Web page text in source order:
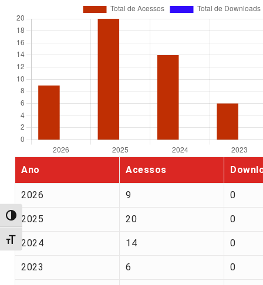
Alternar alto contraste
Alternar tamanho da fonte
Ano Acessos
2026 9 0
2025 20 0
2024 14 0
2023 6 0